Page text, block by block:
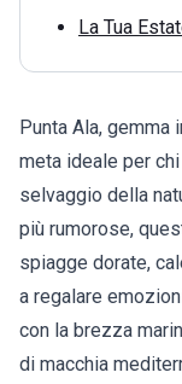
La Tua
Punta Ala, gemma
meta ideale per
selvaggio della
più rumorose,
spiagge dorate,
a regalare
con la brezza
di macchia